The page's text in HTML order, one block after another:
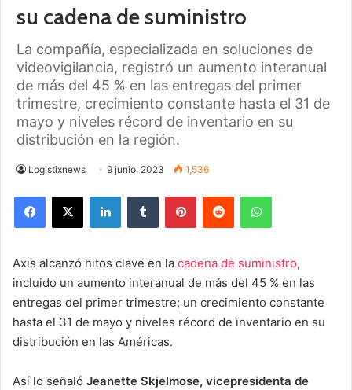
su cadena de suministro
La compañía, especializada en soluciones de
videovigilancia, registró un aumento interanual
de más del 45 % en las entregas del primer
trimestre, crecimiento constante hasta el 31 de
mayo y niveles récord de inventario en su
distribución en la región.
Logistixnews 9 junio, 2023 1,536
Axis alcanzó hitos clave en la cadena de suministro,
incluido un aumento interanual de más del 45 % en las
entregas del primer trimestre; un crecimiento constante
hasta el 31 de mayo y niveles récord de inventario en su
distribución en las Américas.
Así lo señaló Jeanette Skjelmose, vicepresidenta de